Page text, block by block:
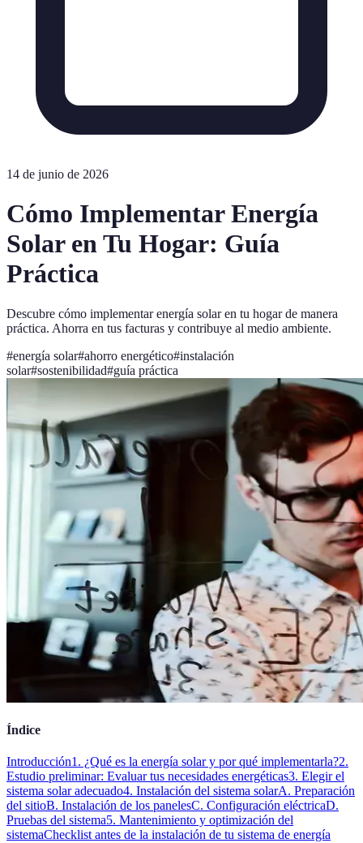
14 de junio de 2026
Cómo Implementar Energía
Solar en Tu Hogar: Guía
Práctica
Descubre cómo implementar energía solar en tu hogar de manera
práctica. Ahorra en tus facturas y contribuye al medio ambiente.
#energía solar#ahorro energético#instalación
solar#sostenibilidad#guía práctica
Índice
Introducción1. ¿Qué es la energía solar y por qué implementarla?2.
Estudio preliminar: Evaluar tus necesidades energéticas3. Elegir el
sistema solar adecuado4. Instalación del sistema solarA. Preparación
del sitioB. Instalación de los panelesC. Configuración eléctricaD.
Pruebas del sistema5. Mantenimiento y optimización del
sistemaChecklist antes de la instalación de tu sistema de energía